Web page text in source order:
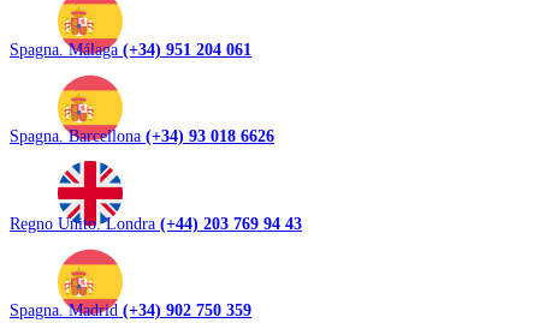
Spagna. Málaga (+34) 951 204 061
Spagna. Barcellona (+34) 93 018 6626
Regno Unito. Londra (+44) 203 769 94 43
Spagna. Madrid (+34) 902 750 359